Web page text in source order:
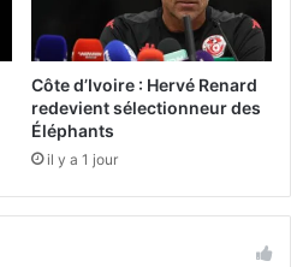
Côte d’Ivoire : Hervé Renard
redevient sélectionneur des
Éléphants
il y a 1 jour